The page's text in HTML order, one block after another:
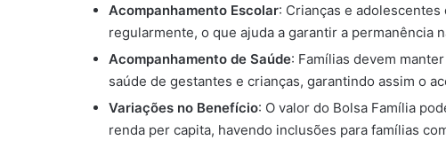
Acompanhamento Escolar: Crianças e
regularmente, o que ajuda a garantir a permanência
Acompanhamento de Saúde: Famílias devem
saúde de gestantes e crianças, garantindo assim o
Variações no Benefício: O valor do Bolsa Família
renda per capita, havendo inclusões para famílias